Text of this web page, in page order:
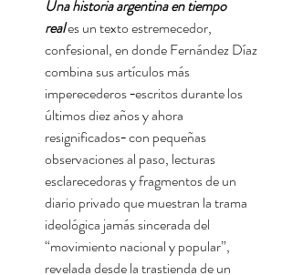
Una historia argentina en tiempo
reales un texto estremecedor,
confesional, en donde Fernández Díaz
combina sus artículos más
imperecederos −escritos durante los
últimos diez años y ahora
resignificados− con pequeñas
observaciones al paso, lecturas
esclarecedoras y fragmentos de un
diario privado que muestran la trama
ideológica jamás sincerada del
“movimiento nacional y popular”,
revelada desde la trastienda de un